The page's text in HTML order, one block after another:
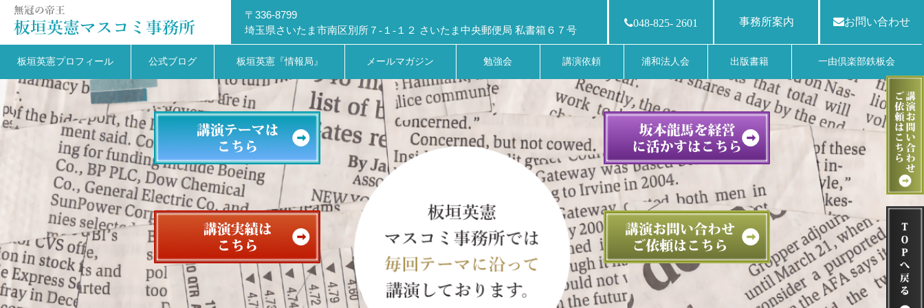
〒336-8799
埼玉県さいたま市南区別所７-１-１２ さいたま中央郵便局 私書箱６７号
048-825- 2601 事務所案内 お問い合わせ
板垣英憲プロフィール 公式ブログ 板垣英憲『情報局』 メールマガジン 勉強会 講演依頼 浦和法人会 出版書籍 一由倶楽部鉄板会